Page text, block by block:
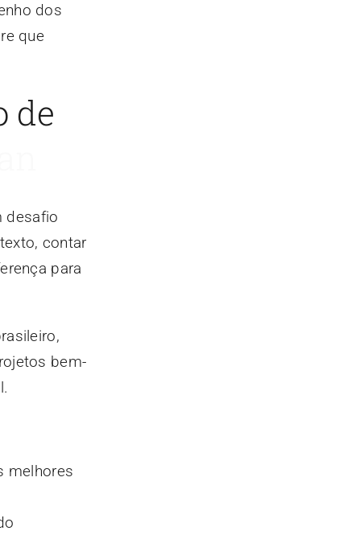
dos
que
de
desafio
contar
para
bem-
melhores